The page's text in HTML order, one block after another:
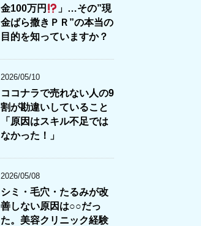
金100万円
」…その”現
金ばら撒きＰＲ”の本当の
目的を知っていますか？
2026/05/10
ココナラで売れない人の9
割が勘違いしていること
「原因はスキル不足では
なかった！」
2026/05/08
シミ・毛穴・たるみが改
善しない原因は○○だっ
た。美容クリニック経験